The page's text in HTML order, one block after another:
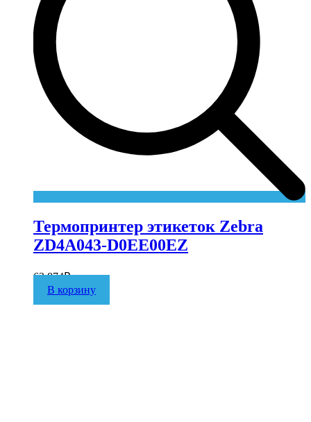
Термопринтер этикеток Zebra
ZD4A043-D0EE00EZ
63 874₽
В корзину